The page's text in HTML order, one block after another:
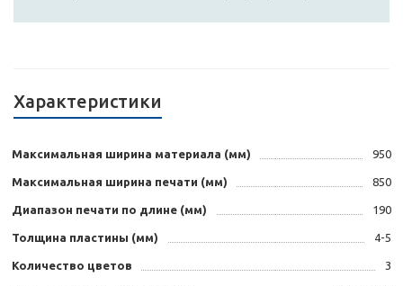
Характеристики
Максимальная ширина материала (мм) 950
Максимальная ширина печати (мм) 850
Диапазон печати по длине (мм) 190
Толщина пластины (мм) 4-5
Количество цветов 3